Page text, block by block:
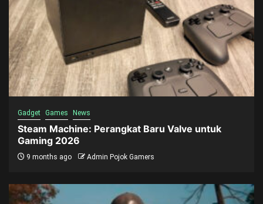
Gadget Games News
Steam Machine: Perangkat Baru Valve untuk
Gaming 2026
9 months ago Admin Pojok Gamers